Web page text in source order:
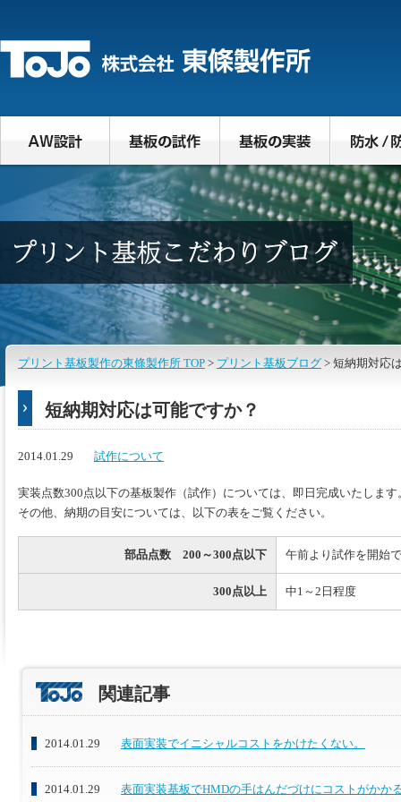
プリント基板製作の東條製作所 TOP > プリント基板ブログ > 短納期対応
短納期対応は可能ですか？
2014.01.29 試作について
実装点数300点以下の基板製作（試作）については、即日完成いたします
その他、納期の目安については、以下の表をご覧ください。
部品点数 200～300点以下 午前より試作を開始
300点以上 中1～2日程度
関連記事
2014.01.29 表面実装でイニシャルコストをかけたくない。
2014.01.29 表面実装基板でHMDの手はんだづけにコストがかか